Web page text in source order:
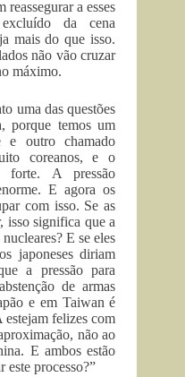
a esses
da cena
mais do que isso.
não vão cruzar
máximo.
uma das questões
porque temos um
e outro chamado
coreanos, e o
forte. A pressão
E agora os
com isso. Se as
isso significa que a
E se eles
japoneses diriam
a pressão para
de armas
e em Taiwan é
felizes com
não ao
E ambos estão
este processo?”